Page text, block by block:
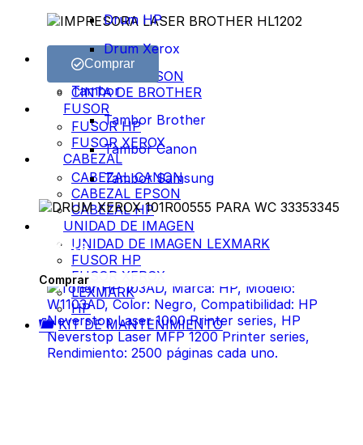
Comprar
Drum HP
Drum Xerox
Tambor
Tambor Brother
Tambor Canon
Tambor Samsung
Oferta
Comprar
CINTA
CINTA DE EPSON
CINTA DE BROTHER
FUSOR
FUSOR HP
FUSOR XEROX
CABEZAL
CABEZAL CANON
CABEZAL EPSON
CABEZAL HP
UNIDAD DE IMAGEN
UNIDAD DE IMAGEN LEXMARK
FUSOR HP
FUSOR XEROX
LEXMARK
HP
KIT DE MANTENIMIENTO